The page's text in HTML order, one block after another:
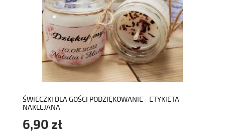
ŚWIECZKI DLA GOŚCI PODZIĘKOWANIE - ETYKIETA
NAKLEJANA
6,90 zł
do koszyka